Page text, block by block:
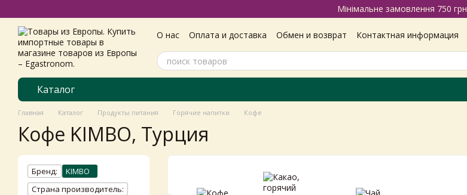
Мінімальне замовлення 750 грн
О нас Оплата и доставка Обмен и возврат
Контактная информация
Пользовательское соглашение
Каталог
Главная Каталог Продукты питания Горячие напитки Кофе
Кофе KIMBO, Турция
Бренд:
KIMBO
Страна производитель: